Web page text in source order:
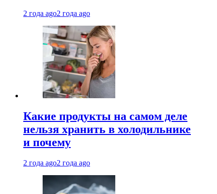
2 года ago2 года ago
Какие продукты на самом деле
нельзя хранить в холодильнике
и почему
2 года ago2 года ago